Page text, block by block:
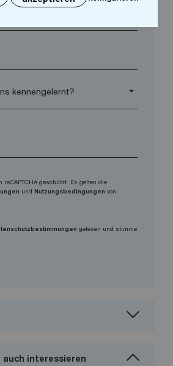
arrow_drop_down
reCAPTCHA geschützt. Es gelten die
und Nutzungsbedingungen von
gelesen und stimme
auch interessieren